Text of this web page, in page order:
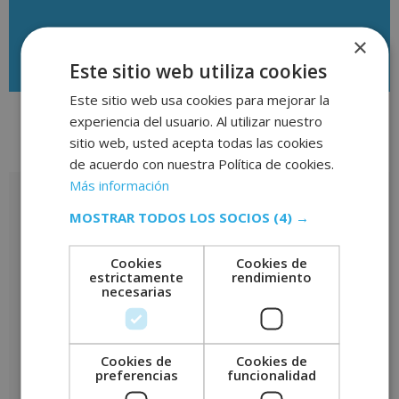
Valoraciones (0)
Sé el primero en valorar “Certificación Experto en Inteligencia
Artificial para Diseño – Diploma Autentificado por Notario
*
×
Este sitio web utiliza cookies
Este sitio web usa cookies para mejorar la
experiencia del usuario. Al utilizar nuestro
sitio web, usted acepta todas las cookies
de acuerdo con nuestra Política de cookies.
Más información
MOSTRAR TODOS LOS SOCIOS (4) →
Cookies
estrictamente
necesarias
Cookies de
rendimiento
Cookies de
preferencias
Cookies de
funcionalidad